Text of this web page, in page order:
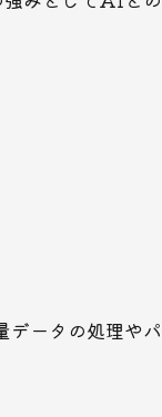
データの処理やパ